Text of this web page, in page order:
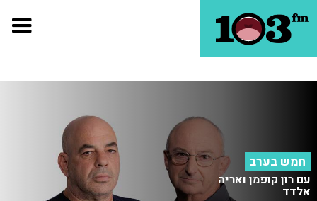
חמש בערב
עם רון קופמן ואריה
אלדד